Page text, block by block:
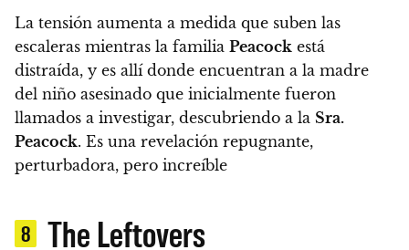
La tensión aumenta a medida que suben las
escaleras mientras la familia Peacock está
distraída, y es allí donde encuentran a la madre
del niño asesinado que inicialmente fueron
llamados a investigar, descubriendo a la Sra.
Peacock. Es una revelación repugnante,
perturbadora, pero increíble
8 The Leftovers